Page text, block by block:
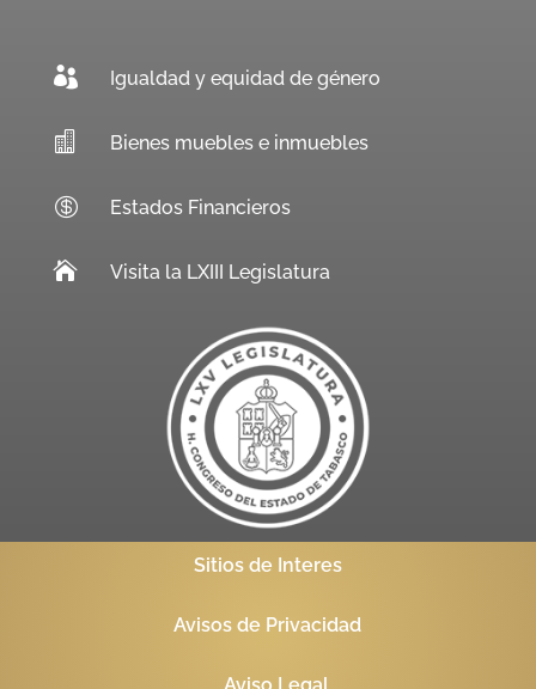
 Igualdad y equidad de género
 Bienes muebles e inmuebles
 Estados Financieros
 Visita la LXIII Legislatura
Sitios de Interes
Avisos de Privacidad